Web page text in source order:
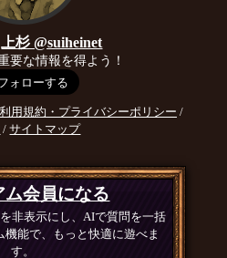
上杉 @suiheinet
要な情報を得よう！
利用規約・プライバシーポリシー /
/サイトマップ
ム会員になる
非表示にし、AIで質問を一括
能で、もっと快適に遊べま
す。